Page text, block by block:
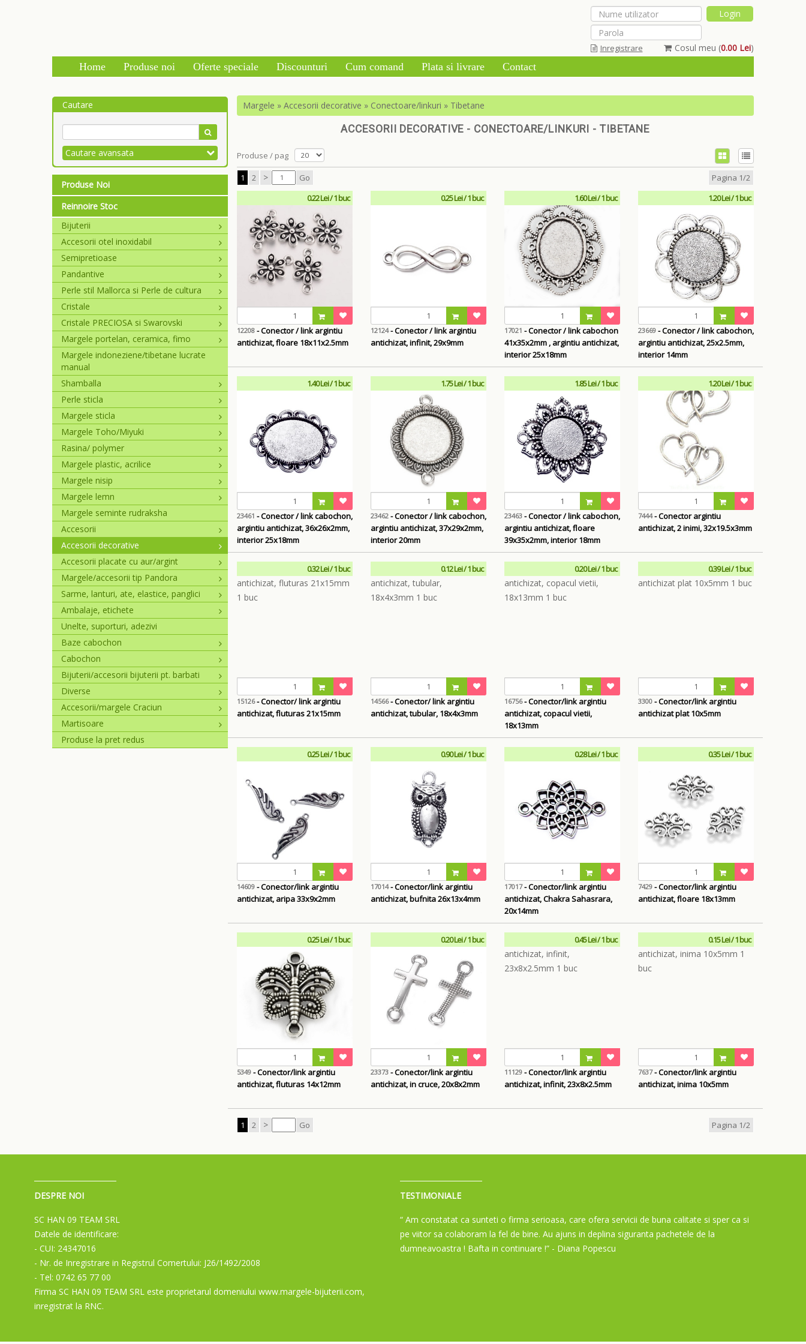
Cosul meu (0.00 Lei)
Inregistrare
Home Produse noi Oferte speciale Discounturi Cum comand Plata si livrare Contact
Cautare
Cautare avansata
Produse Noi
Reinnoire Stoc
Bijuterii
Accesorii otel inoxidabil
Semipretioase
Pandantive
Perle stil Mallorca si Perle de cultura
Cristale
Cristale PRECIOSA si Swarovski
Margele portelan, ceramica, fimo
Margele indoneziene/tibetane lucrate
manual
Shamballa
Perle sticla
Margele sticla
Margele Toho/Miyuki
Rasina/ polymer
Margele plastic, acrilice
Margele nisip
Margele lemn
Margele seminte rudraksha
Accesorii
Accesorii decorative
Accesorii placate cu aur/argint
Margele/accesorii tip Pandora
Sarme, lanturi, ate, elastice, panglici
Ambalaje, etichete
Unelte, suporturi, adezivi
Baze cabochon
Cabochon
Bijuterii/accesorii bijuterii pt. barbati
Diverse
Accesorii/margele Craciun
Martisoare
Produse la pret redus
Margele » Accesorii decorative » Conectoare/linkuri » Tibetane
ACCESORII DECORATIVE - CONECTOARE/LINKURI - TIBETANE
Produse / pag
1 2 > Go
Pagina 1/2
0.22 Lei / 1 buc
12208- Conector / link argintiu
antichizat, floare 18x11x2.5mm
0.25 Lei / 1 buc
12124- Conector / link argintiu
antichizat, infinit, 29x9mm
1.60 Lei / 1 buc
17021 - Conector / link cabochon
41x35x2mm , argintiu antichizat,
interior 25x18mm
1.20 Lei / 1 buc
23669- Conector / link cabochon,
argintiu antichizat, 25x2.5mm,
interior 14mm
1.40 Lei / 1 buc
23461 - Conector / link cabochon,
argintiu antichizat, 36x26x2mm,
interior 25x18mm
1.75 Lei / 1 buc
23462- Conector / link cabochon,
argintiu antichizat, 37x29x2mm,
interior 20mm
1.85 Lei / 1 buc
23463- Conector / link cabochon,
argintiu antichizat, floare
39x35x2mm, interior 18mm
1.20 Lei / 1 buc
7444- Conector argintiu
antichizat, 2 inimi, 32x19.5x3mm
0.32 Lei / 1 buc
15126- Conector/ link argintiu
antichizat, fluturas 21x15mm
0.12 Lei / 1 buc
14566- Conector/ link argintiu
antichizat, tubular, 18x4x3mm
0.20 Lei / 1 buc
16756- Conector/link argintiu
antichizat, copacul vietii,
18x13mm
0.39 Lei / 1 buc
3300- Conector/link argintiu
antichizat plat 10x5mm
0.25 Lei / 1 buc
14609- Conector/link argintiu
antichizat, aripa 33x9x2mm
0.90 Lei / 1 buc
17014- Conector/link argintiu
antichizat, bufnita 26x13x4mm
0.28 Lei / 1 buc
17017- Conector/link argintiu
antichizat, Chakra Sahasrara,
20x14mm
0.35 Lei / 1 buc
7429- Conector/link argintiu
antichizat, floare 18x13mm
0.25 Lei / 1 buc
5349- Conector/link argintiu
antichizat, fluturas 14x12mm
0.20 Lei / 1 buc
23373- Conector/link argintiu
antichizat, in cruce, 20x8x2mm
0.45 Lei / 1 buc
11129- Conector/link argintiu
antichizat, infinit, 23x8x2.5mm
0.15 Lei / 1 buc
7637- Conector/link argintiu
antichizat, inima 10x5mm
1 2 > Go Pagina 1/2
DESPRE NOI
SC HAN 09 TEAM SRL
Datele de identificare:
- CUI: 24347016
- Nr. de Inregistrare in Registrul Comertului: J26/1492/2008
- Tel: 0742 65 77 00
Firma SC HAN 09 TEAM SRL este proprietarul domeniului www.margele-bijuterii.com,
inregistrat la RNC.
TESTIMONIALE
“ Am constatat ca sunteti o firma serioasa, care ofera servicii de buna calitate si sper ca si
pe viitor sa colaboram la fel de bine. Au ajuns in deplina siguranta pachetele de la
dumneavoastra ! Bafta in continuare !” - Diana Popescu